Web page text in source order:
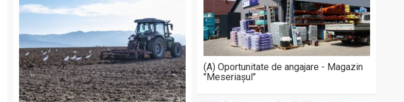
(A) Oportunitate de angajare - Magazin
"Meseriașul"